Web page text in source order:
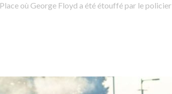
Place où George Floyd a été étouffé par le policier